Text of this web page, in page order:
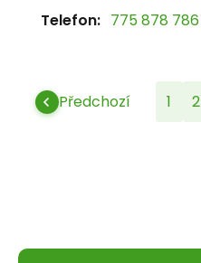
Telefon: 775 878 786
Předchozí 1 2